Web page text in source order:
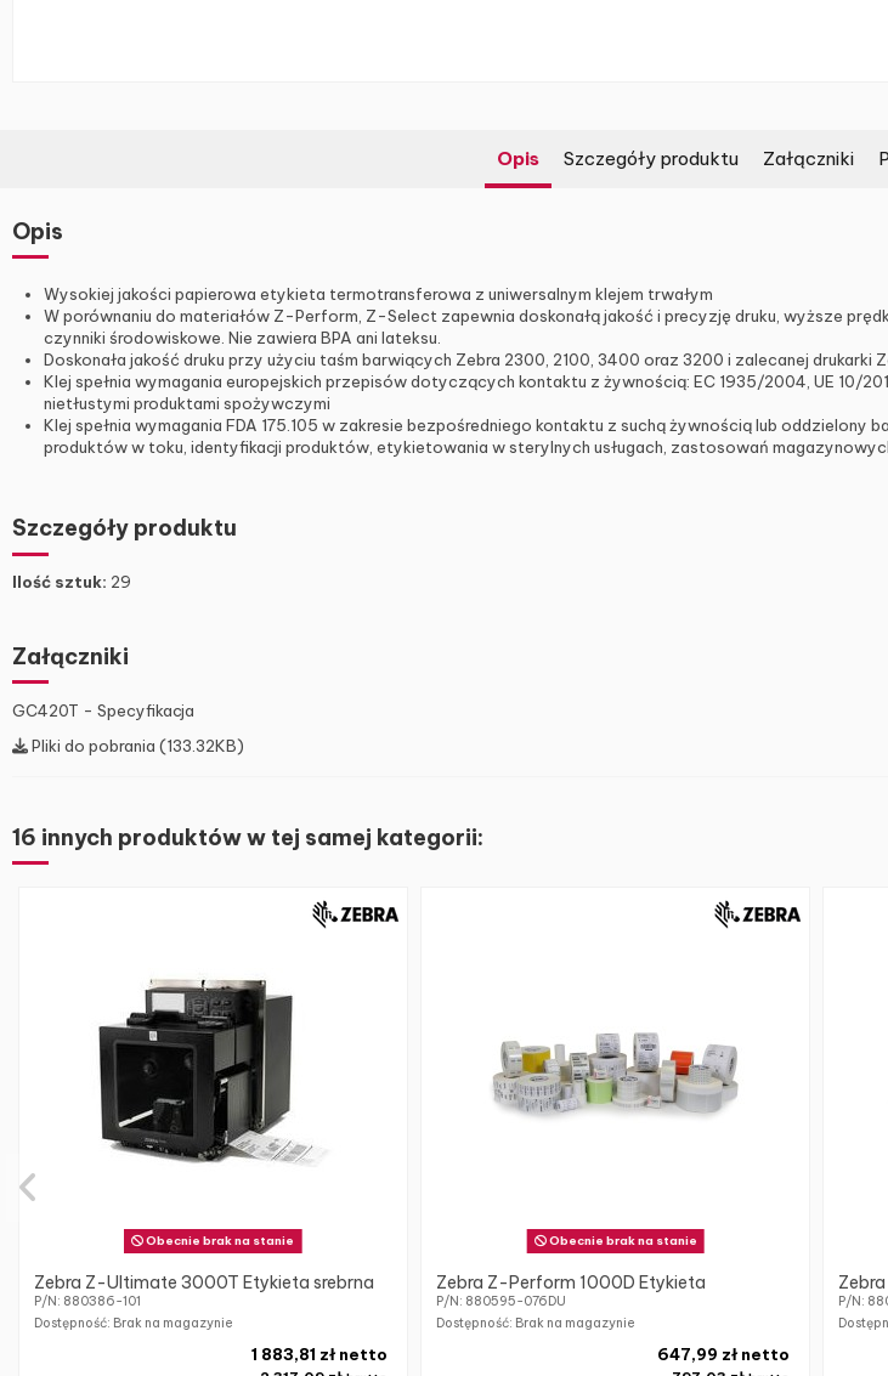
Opis Szczegóły produktu Załączniki
Opis
Wysokiej jakości papierowa etykieta termotransferowa z uniwersalnym klejem trwałym
W porównaniu do materiałów Z-Perform, Z-Select zapewnia doskonałą jakość i precyzję druku, wyższe
czynniki środowiskowe. Nie zawiera BPA ani lateksu.
Doskonała jakość druku przy użyciu taśm barwiących Zebra 2300, 2100, 3400 oraz 3200 i zalecanej drukarki
Klej spełnia wymagania europejskich przepisów dotyczących kontaktu z żywnością: EC 1935/2004, UE 10/
nietłustymi produktami spożywczymi
Klej spełnia wymagania FDA 175.105 w zakresie bezpośredniego kontaktu z suchą żywnością lub
produktów w toku, identyfikacji produktów, etykietowania w sterylnych usługach, zastosowań
Szczegóły produktu
Ilość sztuk: 29
Załączniki
GC420T - Specyfikacja
Pliki do pobrania (133.32KB)
16 innych produktów w tej samej kategorii:
Obecnie brak na stanie
Zebra Z-Ultimate 3000T Etykieta srebrna
P/N: 880386-101
Dostępność: Brak na magazynie
1 883,81 zł netto
Obecnie brak na stanie
Zebra Z-Perform 1000D Etykieta
P/N: 880595-076DU
Dostępność: Brak na magazynie
647,99 zł netto
P/N: